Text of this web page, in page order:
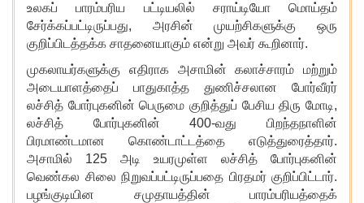
உலகப் பாரம்பரிய பட்டியலில் சராய்டியோ மொய்தம்
சேர்க்கப்பட்டிருப்பது, அரசின் முயற்சிகளுக்கு ஒரு
குறிப்பிடத்தக்க சாதனையாகும் என்று அவர் கூறினார்.
முகலாயர்களுக்கு எதிராக அசாமின் கலாச்சாரம் மற்றும்
அடையாளத்தைப் பாதுகாத்த துணிச்சலான போர்வீரர்
லச்சித் போர்புகனின் பெருமை குறித்துப் பேசிய திரு மோடி,
லச்சித் போர்புகனின் 400-வது பிறந்தநாளின்
பிரமாண்டமான கொண்டாட்டத்தை எடுத்துரைத்தார்.
அசாமில் 125 அடி உயரமுள்ள லச்சித் போர்புகனின்
வெண்கல சிலை நிறுவப்பட்டிருப்பதை பிரதமர் குறிப்பிட்டார்.
பழங்குடியின சமுதாயத்தின் பாரம்பரியத்தைக்